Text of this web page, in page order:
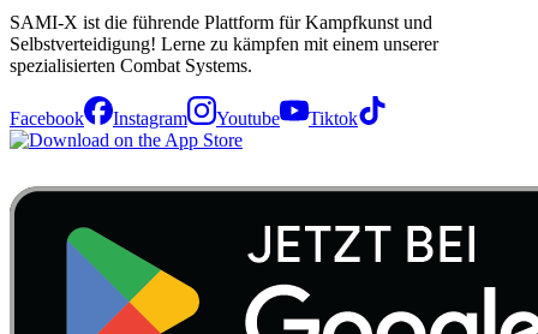
SAMI-X ist die führende Plattform für Kampfkunst und
Selbstverteidigung! Lerne zu kämpfen mit einem unserer
spezialisierten Combat Systems.
Facebook Instagram Youtube Tiktok